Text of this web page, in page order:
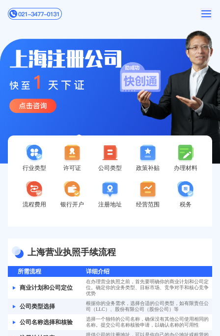
行业类型 许可证 公司类型 政策补贴 办理材料
流程费用 银行开户 注册地址 经营范围 税务
上海营业执照手续流程
所需流程 详细介绍
商业计划和公司定位
在办理营业执照之前，首先要明确你的商业计划和公司定
位。确定你的业务类型、目标市场、竞争对手和核心竞争
优势
公司类型选择
根据你的业务需求，选择合适的公司类型，如有限责任公
司（LLC）、股份有限公司（股份公司）等
公司名称选择和核验
选择一个独特的公司名称，确保没有其他公司使用相同的
名称。提交公司名称核验申请，以确认名称的可用性